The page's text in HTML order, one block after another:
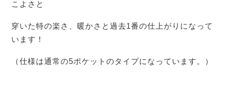
こよさと
穿いた特の楽さ、暖かさと過去1番の仕上がりになって
います！
（仕様は通常の5ポケットのタイプになっています。）